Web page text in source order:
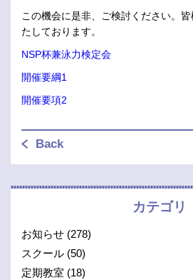
この機会に是非、ご検討ください。
たしております。
NSP杯兼泳力検定会
開催要綱1
開催要項2
Back
カテゴリ
お知らせ (278)
スクール (50)
定期教室 (18)